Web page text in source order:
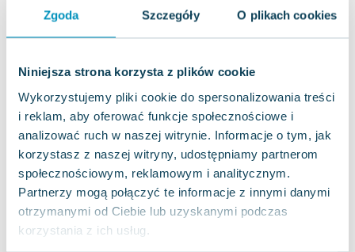
Zgoda Szczegóły O plikach cookies
Niniejsza strona korzysta z plików cookie
Wykorzystujemy pliki cookie do spersonalizowania treści
i reklam, aby oferować funkcje społecznościowe i
analizować ruch w naszej witrynie. Informacje o tym, jak
korzystasz z naszej witryny, udostępniamy partnerom
społecznościowym, reklamowym i analitycznym.
Partnerzy mogą połączyć te informacje z innymi danymi
otrzymanymi od Ciebie lub uzyskanymi podczas
korzystania z ich usług.
zł nowa
89.00złtaniej o10.29zł
Do koszyka
Wolters Kluwer ,2020| Halina Litwińczuk
Książka oferuje wszechstronną i zrozumiałą analizę
najnowszych kierunków i modyfikacji prawnych w
międzynarodowym prawie podatkowy...
0.0
Twarda
Pakujemy 10.08
Używana
103.19zł jak nowa Do koszyka